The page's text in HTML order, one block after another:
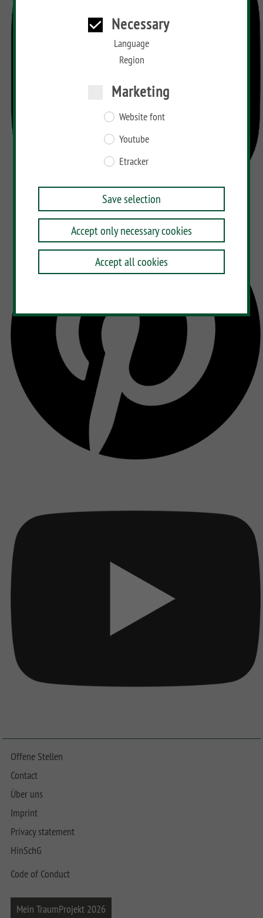
Necessary
Language
Region
Marketing
Website font
Youtube
Etracker
Save selection
Accept only necessary cookies
Accept all cookies
Offene Stellen
Contact
Über uns
Imprint
Privacy statement
HinSchG
Code of Conduct
Mein TraumProjekt 2026